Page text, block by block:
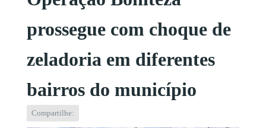
prossegue com choque de
zeladoria em diferentes
bairros do município
Compartilhe: